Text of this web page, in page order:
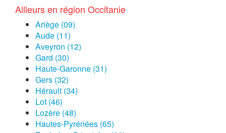
Ailleurs en région Occitanie
Ariège (09)
Aude (11)
Aveyron (12)
Gard (30)
Haute-Garonne (31)
Gers (32)
Hérault (34)
Lot (46)
Lozère (48)
Hautes-Pyrénées (65)